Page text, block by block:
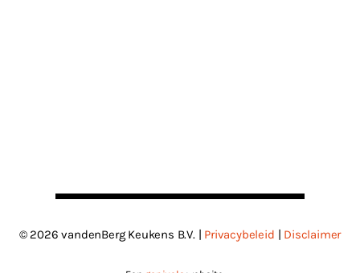
© 2026 vandenBerg Keukens B.V. | Privacybeleid | Disclaimer